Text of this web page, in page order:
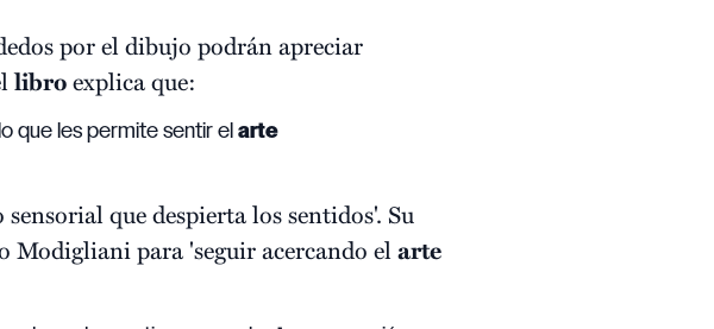
por el dibujo podrán apreciar
libroexplica que:
que les permite sentir el arte
que despierta los sentidos'. Su
Modigliani para 'seguir acercando elarte